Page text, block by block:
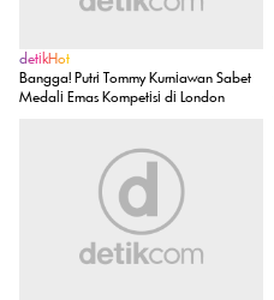
detikHot
Bangga! Putri Tommy Kurniawan Sabet
Medali Emas Kompetisi di London